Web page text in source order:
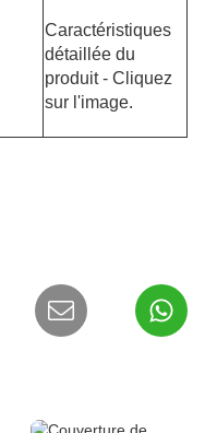
Caractéristiques
détaillée du
produit - Cliquez
sur l'image.